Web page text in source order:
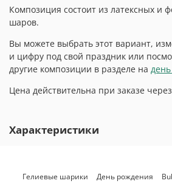
Композиция состоит из латексных и
шаров.
Вы можете выбрать этот вариант,
и цифру под свой праздник или
другие композиции в разделе на
Цена действительна при заказе
Характеристики
Гелиевые шарики День рождения